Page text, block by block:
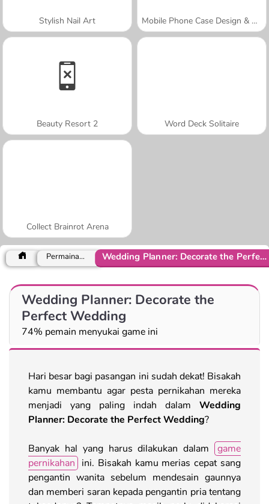
Stylish Nail Art Mobile Phone Case Design & DIY
Beauty Resort 2 Word Deck Solitaire
Collect Brainrot Arena
Permainan Kue Wedding Planner: Decorate the Perfect Wedding
Wedding Planner: Decorate the
Perfect Wedding
74% pemain menyukai game ini
Hari besar bagi pasangan ini sudah dekat! Bisakah
kamu membantu agar pesta pernikahan mereka
menjadi yang paling indah dalam Wedding
Planner: Decorate the Perfect Wedding?
Banyak hal yang harus dilakukan dalam
game
pernikahan ini. Bisakah kamu merias cepat sang
pengantin wanita sebelum mendesain gaunnya
dan memberi saran kepada pengantin pria tentang